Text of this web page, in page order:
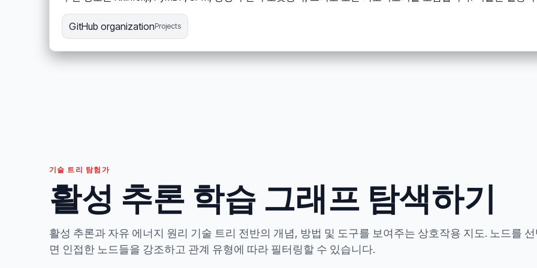
GitHub organizationProjects
기술 트리 탐험가
활성 추론 학습 그래프 탐색하기
활성 추론과 자유 에너지 원리 기술 트리 전반의 개념, 방법 및 도구를 보여주는 상호작용 지도. 노드를
면 인접한 노드들을 강조하고 관계 유형에 따라 필터링할 수 있습니다.